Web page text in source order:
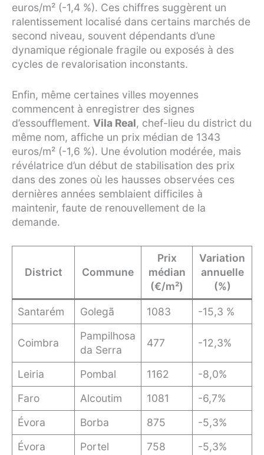
euros/m² (-1,4 %). Ces chiffres suggèrent un
ralentissement localisé dans certains marchés de
second niveau, souvent dépendants d’une
dynamique régionale fragile ou exposés à des
cycles de revalorisation inconstants.
Enfin, même certaines villes moyennes
commencent à enregistrer des signes
d’essoufflement. Vila Real, chef-lieu du district du
même nom, affiche un prix médian de 1343
euros/m² (-1,6 %). Une évolution modérée, mais
révélatrice d’un début de stabilisation des prix
dans des zones où les hausses observées ces
dernières années semblaient difficiles à
maintenir, faute de renouvellement de la
demande.
District Commune
Prix
médian
(€/m²)
Variation
annuelle
(%)
Santarém Golegã 1083 -15,3 %
Coimbra
Pampilhosa
da Serra
477 -12,3%
Leiria Pombal 1162
-8,0%
Faro
Alcoutim 1081
-6,7%
Évora
Borba 875
-5,3%
Évora
Portel 758 -5,3%